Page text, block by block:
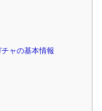
ャの基本情報